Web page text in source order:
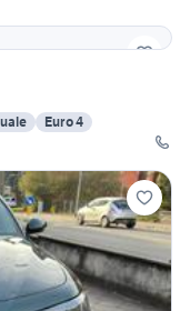
Euro 4